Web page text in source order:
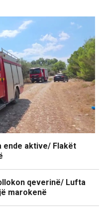
ende aktive/ Flakët
qeverinë/ Lufta
marokenë